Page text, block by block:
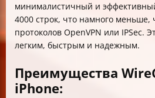
минималистичный и
4000 строк, что намного меньше,
протоколов OpenVPN или IPSec.
легким, быстрым и надежным.
Преимущества
iPhone: